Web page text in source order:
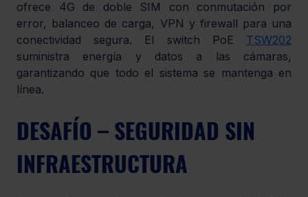
ofrece 4G de doble SIM con conmutación por
error, balanceo de carga, VPN y firewall para una
conectividad segura. El switch PoE TSW202
suministra energía y datos a las cámaras,
garantizando que todo el sistema se mantenga en
línea.
DESAFÍO – SEGURIDAD SIN
INFRAESTRUCTURA